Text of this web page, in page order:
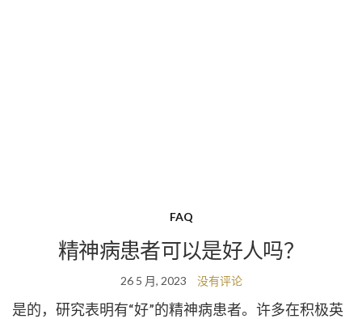
FAQ
精神病患者可以是好人吗？
26 5 月, 2023 没有评论
是的，研究表明有“好”的精神病患者。许多在积极英